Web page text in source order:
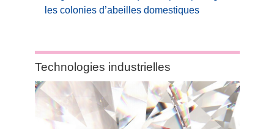
les colonies d’abeilles domestiques
Category:
Technologies
industrielles
Technologies industrielles